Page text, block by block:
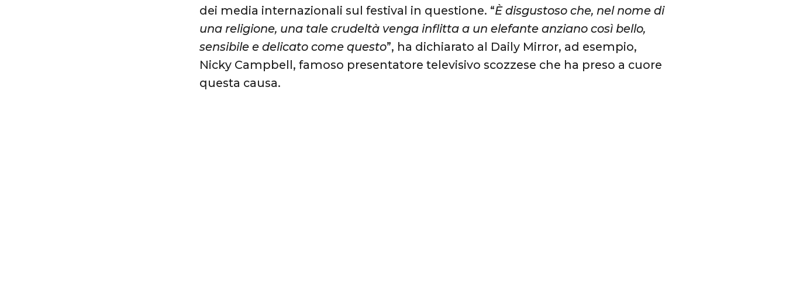
dei media internazionali sul festival in questione. “È disgustoso che, nel nome di
una religione, una tale crudeltà venga inflitta a un elefante anziano così bello,
sensibile e delicato come questo”, ha dichiarato al Daily Mirror, ad esempio,
Nicky Campbell, famoso presentatore televisivo scozzese che ha preso a cuore
questa causa.